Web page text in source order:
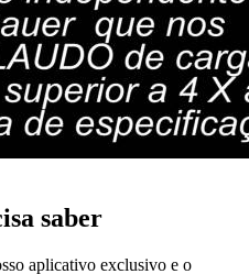
saber
aplicativo exclusivo e o